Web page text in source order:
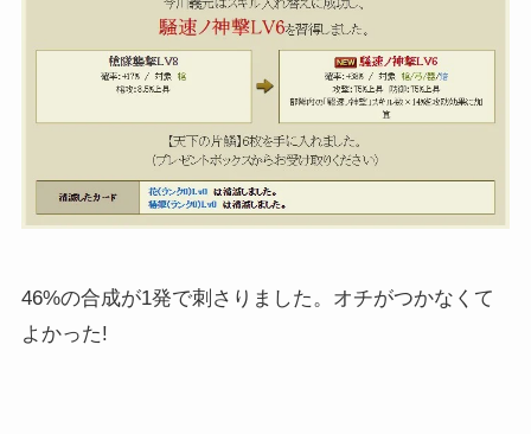
46%の合成が1発で刺さりました。オチがつかなくて
よかった!